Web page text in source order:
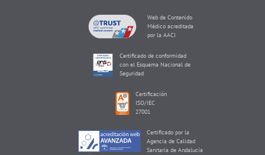
Web de Contenido
Médico acreditada
por la AACI
Certificado de conformidad
con el Esquema Nacional de
Seguridad
Certificación
ISO/IEC
27001
Certificado por la
Agencia de Calidad
Sanitaria de Andalucía